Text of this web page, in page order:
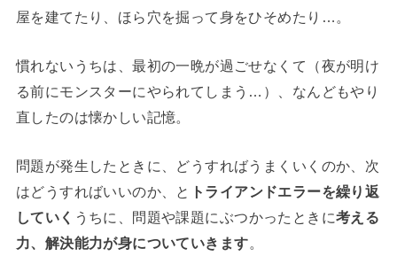
屋を建てたり、ほら穴を掘って身をひそめたり…。
慣れないうちは、最初の一晩が過ごせなくて（夜が明け
る前にモンスターにやられてしまう…）、なんどもやり
直したのは懐かしい記憶。
問題が発生したときに、どうすればうまくいくのか、次
はどうすればいいのか、と
トライアンドエラーを繰り返
していく うちに、問題や課題にぶつかったときに考える
力、解決能力が身についていきます。